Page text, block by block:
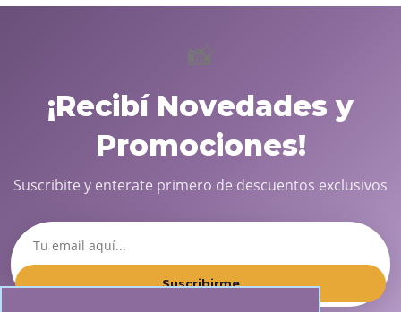
📸
¡Recibí Novedades y
Promociones!
Suscribite y enterate primero de descuentos exclusivos
Suscribirme